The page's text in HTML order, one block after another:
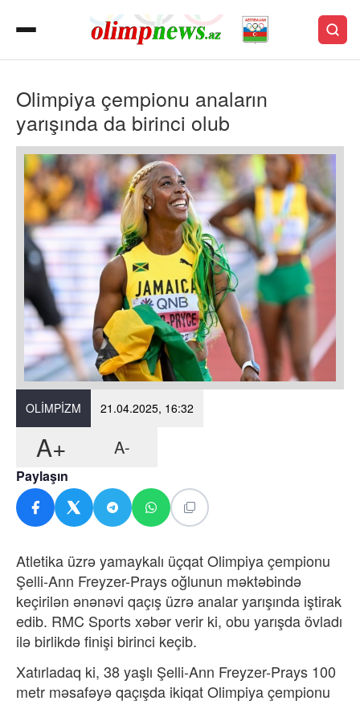
Olimpiya çempionu anaların
yarışında da birinci olub
OLIMPIZM 21.04.2025, 16:32
A+ A-
Paylaşın
Atletika üzrə yamaykalı üçqat Olimpiya çempionu
Şelli-Ann Freyzer-Prays oğlunun məktəbində
keçirilən ənənəvi qaçış üzrə analar yarışında iştirak
edib. RMC Sports xəbər verir ki, obu yarışda övladı
ilə birlikdə finişi birinci keçib.
Xatırladaq ki, 38 yaşlı Şelli-Ann Freyzer-Prays 100
metr məsafəyə qaçışda ikiqat Olimpiya çempionu